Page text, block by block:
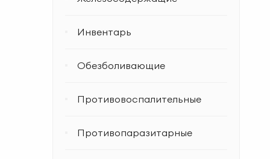
Инвентарь
Обезболивающие
Противовоспалительные
Противопаразитарные